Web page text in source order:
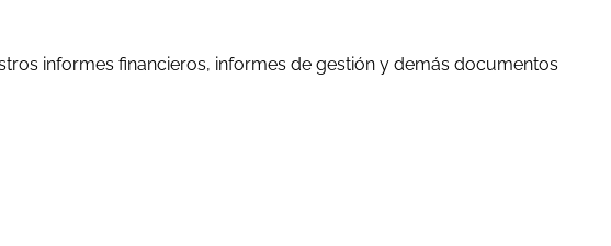
informes financieros, informes de gestión y demás documentos